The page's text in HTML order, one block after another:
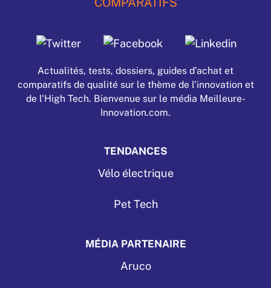
Actualités, tests, dossiers, guides d’achat et
comparatifs de qualité sur le thème de l’innovation et
de l'High Tech. Bienvenue sur le média Meilleure-
Innovation.com.
TENDANCES
Vélo électrique
Pet Tech
MÉDIA PARTENAIRE
Aruco